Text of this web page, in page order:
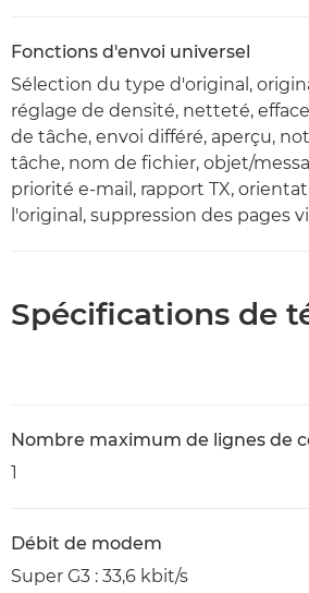
Fonctions d'envoi universel
Sélection du type d'original,
réglage de densité, netteté,
de tâche, envoi différé, aperçu,
tâche, nom de fichier, objet/
priorité e-mail, rapport TX,
l'original, suppression des pages
Spécifications de
Nombre maximum de lignes de
1
Débit de modem
Super G3 : 33,6 kbit/s